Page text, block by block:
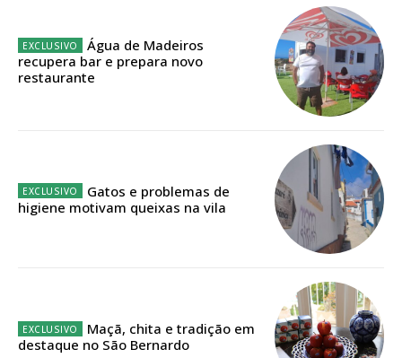
Faça-se assinante do Região de Cister e ajude-nos a manter este serviço
público!
Sendo assinante terá acesso a todos os conteúdos exclusivos e versões
ASSINATURA
12 meses
Água de Madeiros
recupera bar e prepara novo
restaurante
Gatos e problemas de
higiene motivam queixas na vila
Maçã, chita e tradição em
destaque no São Bernardo